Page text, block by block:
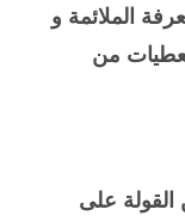
الملائمة و
من
على